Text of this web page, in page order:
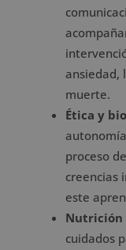
ansiedad,
muerte.
Ética y
proceso
creencias
este
Nutrición
cuidados